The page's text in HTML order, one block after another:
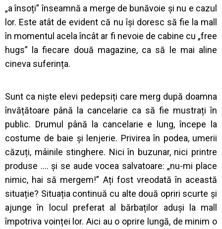
„a însoți” înseamnă a merge de bunăvoie și nu e cazul
lor. Este atât de evident că nu își doresc să fie la mall
în momentul acela încât ar fi nevoie de cabine cu „free
hugs” la fiecare două magazine, ca să le mai aline
cineva suferința.
Sunt ca niște elevi pedepsiți care merg după doamna
învățătoare până la cancelarie ca să fie mustrați în
public. Drumul până la cancelarie e lung, începe la
costume de baie și lenjerie. Privirea în podea, umerii
căzuți, mâinile stinghere. Nici în buzunar, nici printre
produse …. și se aude vocea salvatoare: „nu-mi place
nimic, hai să mergem!” Ați fost vreodată în această
situație? Situația continuă cu alte două opriri scurte și
ajunge în locul preferat al bărbaților aduși la mall
împotriva voinței lor. Aici au o oprire lungă, de minim o